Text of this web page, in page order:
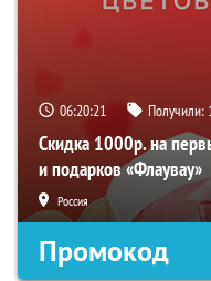
06:20:19 Получили:
Скидка 1000р. на
и подарков «Флаувау»
Россия
Промокод